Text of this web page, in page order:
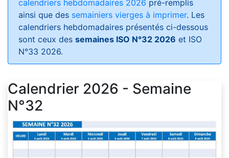
calendriers hebdomadaires 2026 pré-remplis
ainsi que des semainiers vierges à imprimer. Les
calendriers hebdomadaires présentés ci-dessous
sont ceux des semaines ISO N°32 2026 et ISO
N°33 2026.
Calendrier 2026 - Semaine
N°32